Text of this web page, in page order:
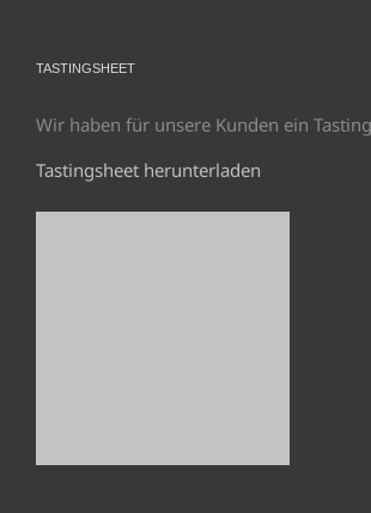
TASTINGSHEET
Wir haben für unsere Kunden ein
Tastingsheet herunterladen